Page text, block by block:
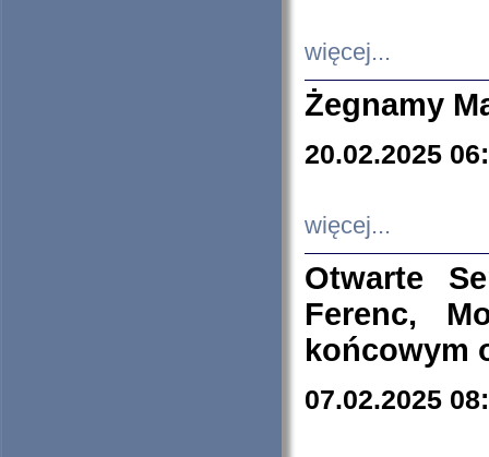
więcej...
Żegnamy
20.02.2025
więcej...
Otwarte
Ferenc,
końcowym
07.02.2025